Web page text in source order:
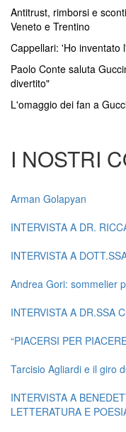
Antitrust, rimborsi e
Veneto e Trentino
Cappellari: 'Ho inventato
Paolo Conte saluta
divertito"
L'omaggio dei fan a
I NOSTRI
Arman Golapyan
INTERVISTA A DR.
INTERVISTA A
Andrea Gori: sommelier
INTERVISTA A DR.SSA
“PIACERSI PER
Tarcisio Agliardi e il giro
INTERVISTA A
LETTERATURA E